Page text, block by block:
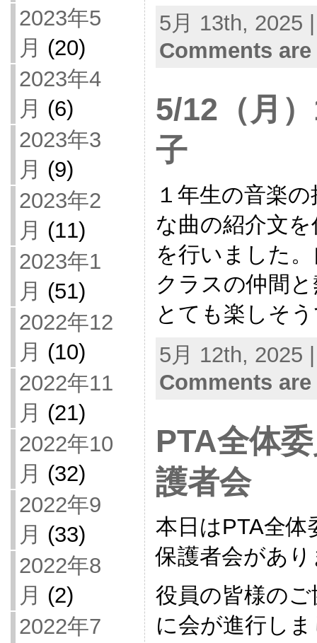
2023年5
月 (20)
2023年4
月 (6)
2023年3
月 (9)
2023年2
月 (11)
2023年1
月 (51)
2022年12
月 (10)
2022年11
月 (21)
2022年10
月 (32)
2022年9
月 (33)
2022年8
月 (2)
2022年7
5月 13th, 2025
Comments
5/12（月
子
１年生の音楽
な曲の紹介文
を行いました
クラスの仲間
とても楽しそ
5月 12th, 2025
Comments
PTA全体
護者会
本日はPTA全体
保護者会があ
役員の皆様の
に会が進行し